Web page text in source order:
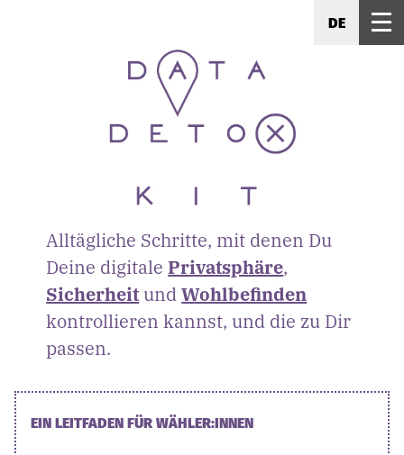
DE
Alltägliche Schritte, mit denen Du
Deine digitalePrivatsphäre,
SicherheitundWohlbefinden
kontrollieren kannst, und die zu Dir
passen.
EIN LEITFADEN FÜR WÄHLER:INNEN